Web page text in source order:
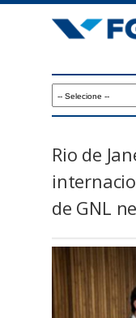
V
e
r
g
Rio de
de GNL